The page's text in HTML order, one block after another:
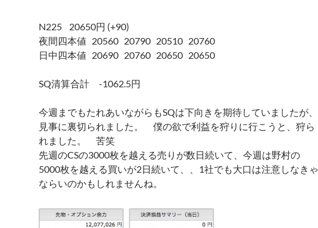
N225 20650円 (+90)
夜間四本値 20560 20790 20510 20760
日中四本値 20690 20760 20650 20650
SQ清算合計 -1062.5円
今週までもたれあいながらもSQは下向きを期待していましたが、
見事に裏切られました。 僕の欲で利益を狩りに行こうと、狩ら
れました。 苦笑
先週のCSの3000枚を越える売りが数日続いて、今週は野村の
5000枚を越える買いが2日続いて、、1社でも大口は注意しなきゃ
ならいのかもしれませんね。